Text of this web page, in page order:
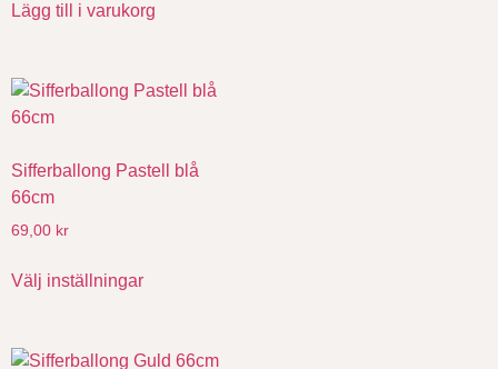
Lägg till i varukorg
Sifferballong Pastell blå
66cm
69,00 kr
Välj inställningar